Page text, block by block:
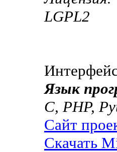
LGPL2
Язык
C, PHP,
Сайт
Скачать